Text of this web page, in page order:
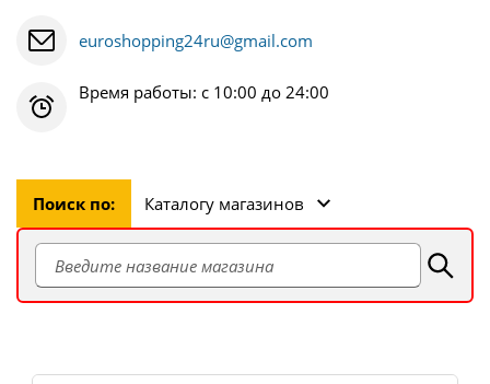
euroshopping24ru@gmail.com
Время работы: с 10:00 до 24:00
Поиск по: Каталогу магазинов